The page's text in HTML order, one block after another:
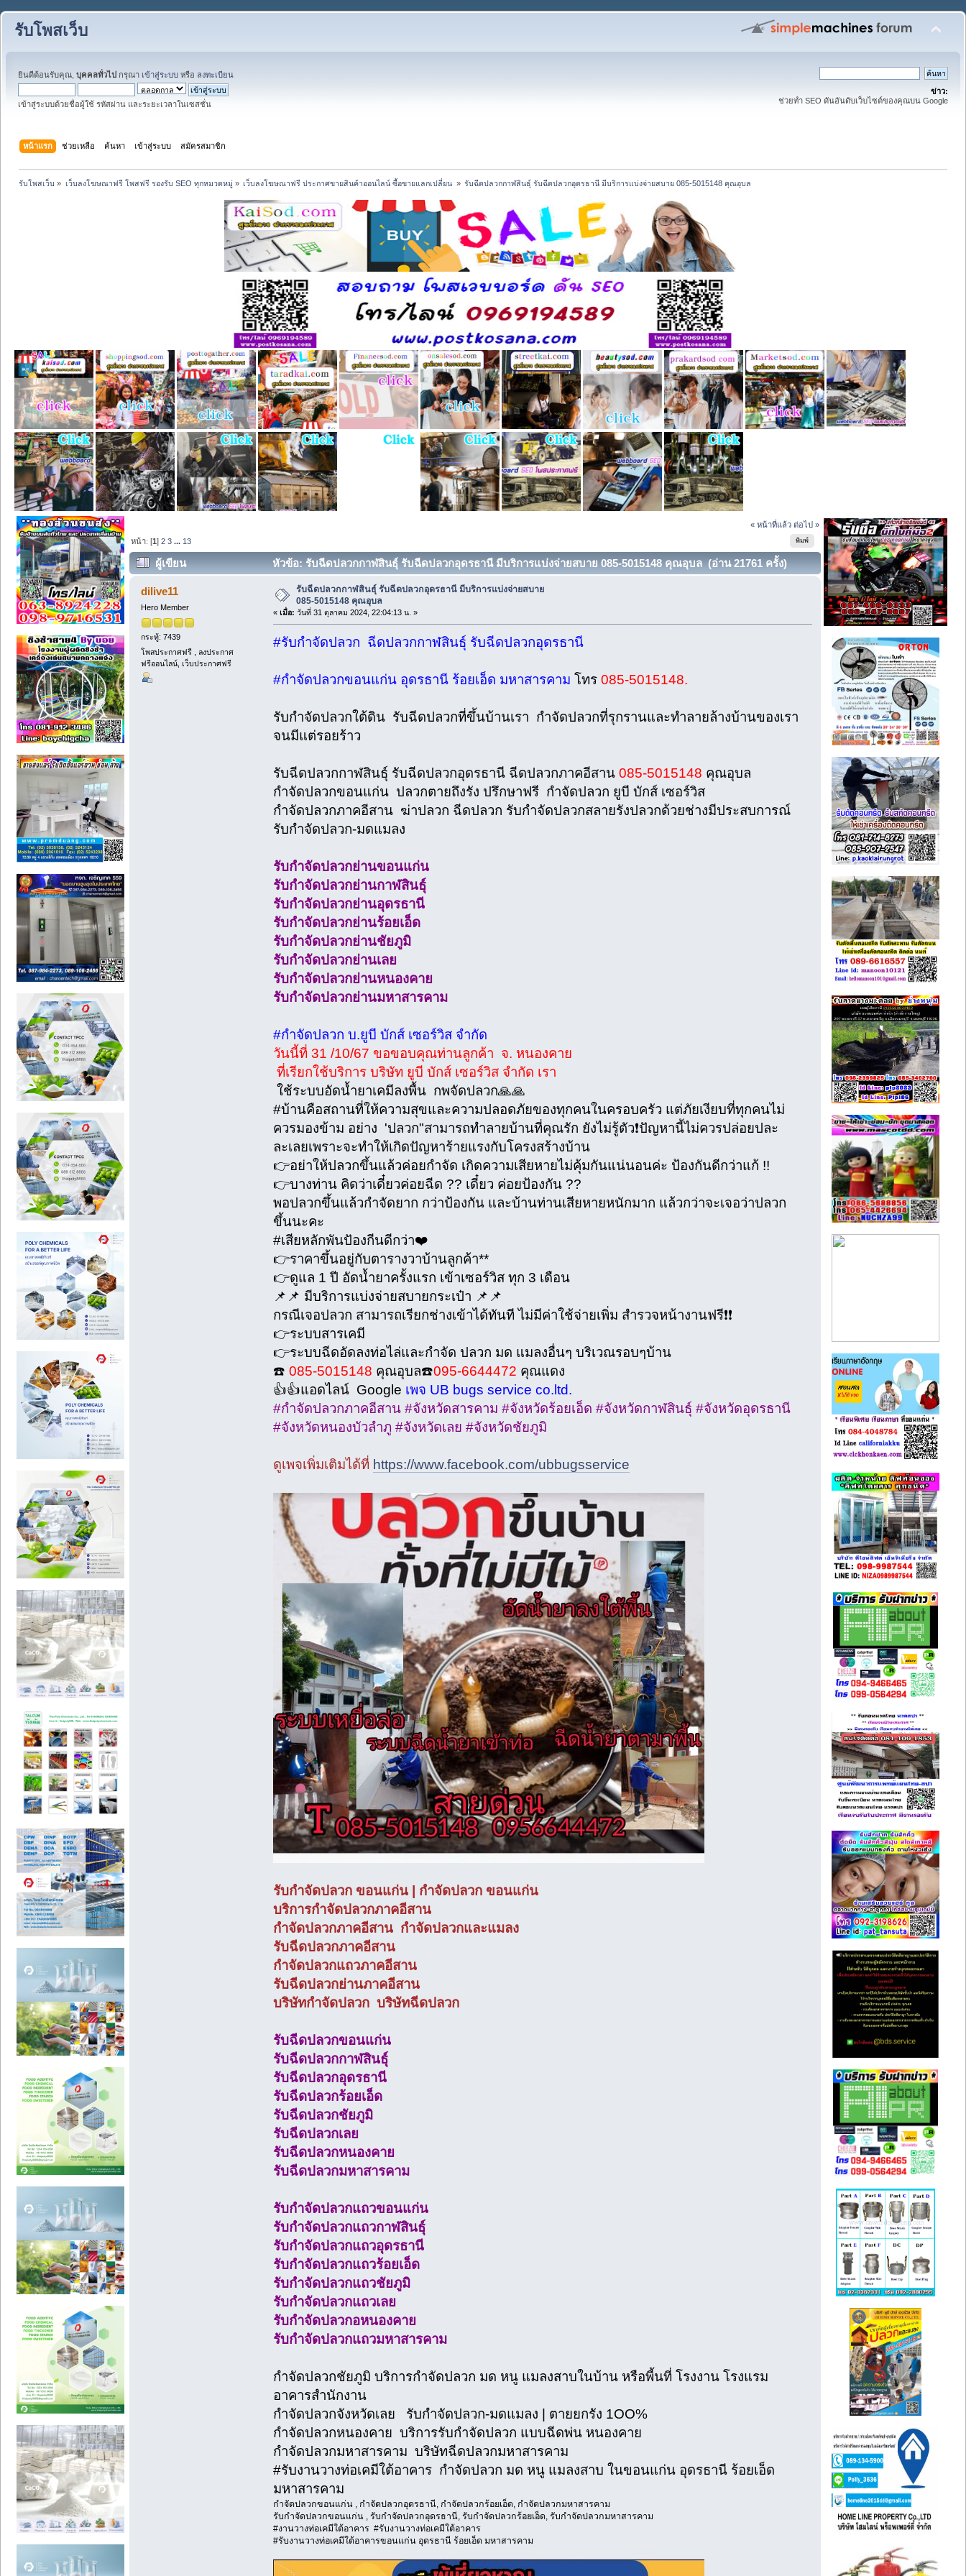
รับโพสเว็บ
ยินดีต้อนรับคุณ, บุคคลทั่วไป กรุณา เข้าสู่ระบบ หรือ ลงทะเบียน
เข้าสู่ระบบด้วยชื่อผู้ใช้ รหัสผ่าน และระยะเวลาในเซสชั่น
ข่าว:
ช่วยทำ SEO ดันอันดับเว็บไซต์ของคุณบน Google
หน้าแรก ช่วยเหลือ ค้นหา เข้าสู่ระบบ สมัครสมาชิก
รับโพสเว็บ » เว็บลงโฆษณาฟรี โพสฟรี รองรับ SEO ทุกหมวดหมู่» เว็บลงโฆษณาฟรี ประกาศขายสินค้าออนไลน์ ซื้อขายแลกเปลี่ยน » รับฉีดปลวกกาฬสินธุ์ รับฉีดปลวกอุดรธานี มีบริการแบ่งจ่ายสบาย 085-5015148 คุณอุบล
« หน้าที่แล้ว ต่อไป »
พิมพ์
หน้า: [1]2 3 ... 13
ผู้เขียน หัวข้อ: รับฉีดปลวกกาฬสินธุ์ รับฉีดปลวกอุดรธานี มีบริการแบ่งจ่ายสบาย 085-5015148 คุณอุบล (อ่าน 21761 ครั้ง)
dilive11
Hero Member
กระทู้: 7439
โพสประกาศฟรี , ลงประกาศ
ฟรีออนไลน์, เว็บประกาศฟรี
รับฉีดปลวกกาฬสินธุ์ รับฉีดปลวกอุดรธานี มีบริการแบ่งจ่ายสบาย
085-5015148 คุณอุบล
« เมื่อ: วันที่ 31 ตุลาคม 2024, 22:04:13 น. »
#รับกำจัดปลวก ฉีดปลวกกาฬสินธุ์ รับฉีดปลวกอุดรธานี
#กำจัดปลวกขอนแก่น อุดรธานี ร้อยเอ็ด มหาสารคาม โทร085-5015148.
รับกำจัดปลวกใต้ดิน รับฉีดปลวกที่ขึ้นบ้านเรา กำจัดปลวกที่รุกรานและทำลายล้างบ้านของเรา
จนมีแต่รอยร้าว
รับฉีดปลวกกาฬสินธุ์ รับฉีดปลวกอุดรธานี ฉีดปลวกภาคอีสาน085-5015148 คุณอุบล
กำจัดปลวกขอนแก่น ปลวกตายถึงรัง ปรึกษาฟรี กำจัดปลวก ยูบี บักส์ เซอร์วิส
กำจัดปลวกภาคอีสาน ฆ่าปลวก ฉีดปลวก รับกำจัดปลวกสลายรังปลวกด้วยช่างมีประสบการณ์
รับกำจัดปลวก-มดแมลง
รับกำจัดปลวกย่านขอนแก่น
รับกำจัดปลวกย่านกาฬสินธุ์
รับกำจัดปลวกย่านอุดรธานี
รับกำจัดปลวกย่านร้อยเอ็ด
รับกำจัดปลวกย่านชัยภูมิ
รับกำจัดปลวกย่านเลย
รับกำจัดปลวกย่านหนองคาย
รับกำจัดปลวกย่านมหาสารคาม
#กำจัดปลวก บ.ยูบี บักส์ เซอร์วิส จำกัด
วันนี้ที่ 31 /10/67 ขอขอบคุณท่านลูกค้า จ. หนองคาย
ที่เรียกใช้บริการ บริษัท ยูบี บักส์ เซอร์วิส จำกัด เรา
ใช้ระบบอัดน้ำยาเคมีลงพื้น กพจัดปลวก🙏🙏
#บ้านคือสถานที่ให้ความสุขและความปลอดภัยของทุกคนในครอบครัว แต่ภัยเงียบที่ทุกคนไม่
ควรมองข้าม อย่าง 'ปลวก"สามารถทำลายบ้านที่คุณรัก ยังไม่รู้ตัว❗ปัญหานี้ไม่ควรปล่อยปละ
ละเลยเพราะจะทำให้เกิดปัญหาร้ายแรงกับโครงสร้างบ้าน
👉อย่าให้ปลวกขึ้นแล้วค่อยกำจัด เกิดความเสียหายไม่คุ้มกันแน่นอนค่ะ ป้องกันดีกว่าแก้ !!
👉บางท่าน คิดว่าเดี๋ยวค่อยฉีด ?? เดี๋ยว ค่อยป้องกัน ??
พอปลวกขึ้นแล้วกำจัดยาก กว่าป้องกัน และบ้านท่านเสียหายหนักมาก แล้วกว่าจะเจอว่าปลวก
ขึ้นนะคะ
#เสียหลักพันปัองกีนดีกว่า❤️
👉ราคาขึ้นอยู่กับตารางวาบ้านลูกค้า**
👉ดูแล 1 ปี อัดน้ำยาครั้งแรก เข้าเซอร์วิส ทุก 3 เดือน
📌📌 มีบริการแบ่งจ่ายสบายกระเป๋า 📌📌
กรณีเจอปลวก สามารถเรียกช่างเข้าได้ทันที ไม่มีค่าใช้จ่ายเพิ่ม สำรวจหน้างานฟรี❗❗
👉ระบบสารเคมี
👉ระบบฉีดอัดลงท่อไล่และกำจัด ปลวก มด​ แมลงอื่นๆ บริเวณรอบๆบ้าน
☎️ 085-5015148 คุณอุบล☎️095-6644472 คุณแดง
👍👍แอดไลน์ Google เพจ UB bugs service co.ltd.
#กำจัดปลวกภาคอีสาน #จังหวัดสารคาม #จังหวัดร้อยเอ็ด #จังหวัดกาฬสินธุ์ #จังหวัดอุดรธานี
#จังหวัดหนองบัวลำภู #จังหวัดเลย #จังหวัดชัยภูมิ
ดูเพจเพิ่มเติมได้ที่ https://www.facebook.com/ubbugsservice
รับกำจัดปลวก ขอนแก่น | กำจัดปลวก ขอนแก่น
บริการกำจัดปลวกภาคอีสาน
กำจัดปลวกภาคอีสาน กำจัดปลวกและแมลง
รับฉีดปลวกภาคอีสาน
กำจัดปลวกแถวภาคอีสาน
รับฉีดปลวกย่านภาคอีสาน
บริษัทกำจัดปลวก บริษัทฉีดปลวก
รับฉีดปลวกขอนแก่น
รับฉีดปลวกกาฬสินธุ์
รับฉีดปลวกอุดรธานี
รับฉีดปลวกร้อยเอ็ด
รับฉีดปลวกชัยภูมิ
รับฉีดปลวกเลย
รับฉีดปลวกหนองคาย
รับฉีดปลวกมหาสารคาม
รับกำจัดปลวกแถวขอนแก่น
รับกำจัดปลวกแถวกาฬสินธุ์
รับกำจัดปลวกแถวอุดรธานี
รับกำจัดปลวกแถวร้อยเอ็ด
รับกำจัดปลวกแถวชัยภูมิ
รับกำจัดปลวกแถวเลย
รับกำจัดปลวกอหนองคาย
รับกำจัดปลวกแถวมหาสารคาม
กำจัดปลวกชัยภูมิ บริการกำจัดปลวก มด หนู แมลงสาบในบ้าน หรือพี้นที่ โรงงาน โรงแรม
อาคารสำนักงาน
กำจัดปลวกจังหวัดเลย รับกำจัดปลวก-มดแมลง | ตายยกรัง 1OO%
กำจัดปลวกหนองคาย บริการรับกำจัดปลวก แบบฉีดพ่น หนองคาย
กำจัดปลวกมหาสารคาม บริษัทฉีดปลวกมหาสารคาม
#รับงานวางท่อเคมีใต้อาคาร กำจัดปลวก มด หนู แมลงสาบ ในขอนแก่น อุดรธานี ร้อยเอ็ด
มหาสารคาม
กำจัดปลวกขอนแก่น , กำจัดปลวกอุดรธานี, กำจัดปลวกร้อยเอ็ด, กำจัดปลวกมหาสารคาม
รับกำจัดปลวกขอนแก่น , รับกำจัดปลวกอุดรธานี, รับกำจัดปลวกร้อยเอ็ด, รับกำจัดปลวกมหาสารคาม
#งานวางท่อเคมีใต้อาคาร #รับงานวางท่อเคมีใต้อาคาร
#รับงานวางท่อเคมีใต้อาคารขอนแก่น อุดรธานี ร้อยเอ็ด มหาสารคาม